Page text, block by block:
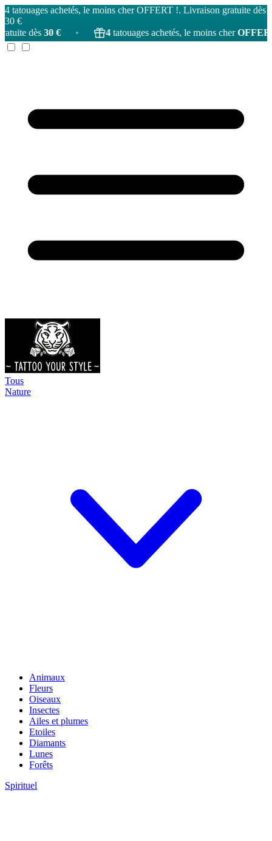
4 tatouages achetés, le moins cher OFFERT !. Livraison gratuite dès
30 €
• 4 tatouages achetés, le moins cherOFFERT! •
Tous
Nature
Animaux
Fleurs
Oiseaux
Insectes
Ailes et plumes
Etoiles
Diamants
Lunes
Forêts
Spirituel